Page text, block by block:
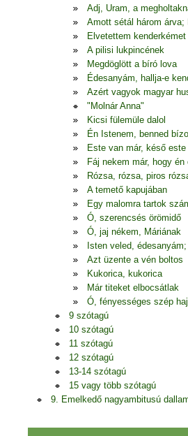
Adj, Uram, a
Amott sétál három
Elvetettem kenderkémet
A pilisi lukpincének
Megdöglött a bíró lova
Édesanyám, hallja-e
Azért vagyok magyar
"Molnár Anna"
Kicsi fülemüle dalol
Én Istenem, benned
Este van már, késő este
Fáj nekem már, hogy én
Rózsa, rózsa, piros
A temető kapujában
Egy malomra tartok
Ó, szerencsés örömidő
Ó, jaj nékem, Máriának
Isten veled,
Azt üzente a vén boltos
Kukorica, kukorica
Már titeket elbocsátlak
Ó, fényességes szép
9 szótagú
10 szótagú
11 szótagú
12 szótagú
13-14 szótagú
15 vagy több szótagú
9. Emelkedő nagyambitusú